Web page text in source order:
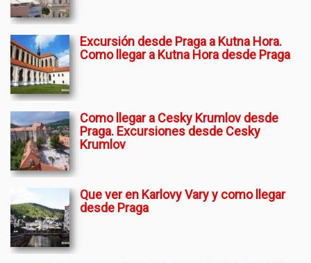
Excursión desde Praga a Kutna Hora.
Como llegar a Kutna Hora desde Praga
Como llegar a Cesky Krumlov desde
Praga. Excursiones desde Cesky
Krumlov
Que ver en Karlovy Vary y como llegar
desde Praga